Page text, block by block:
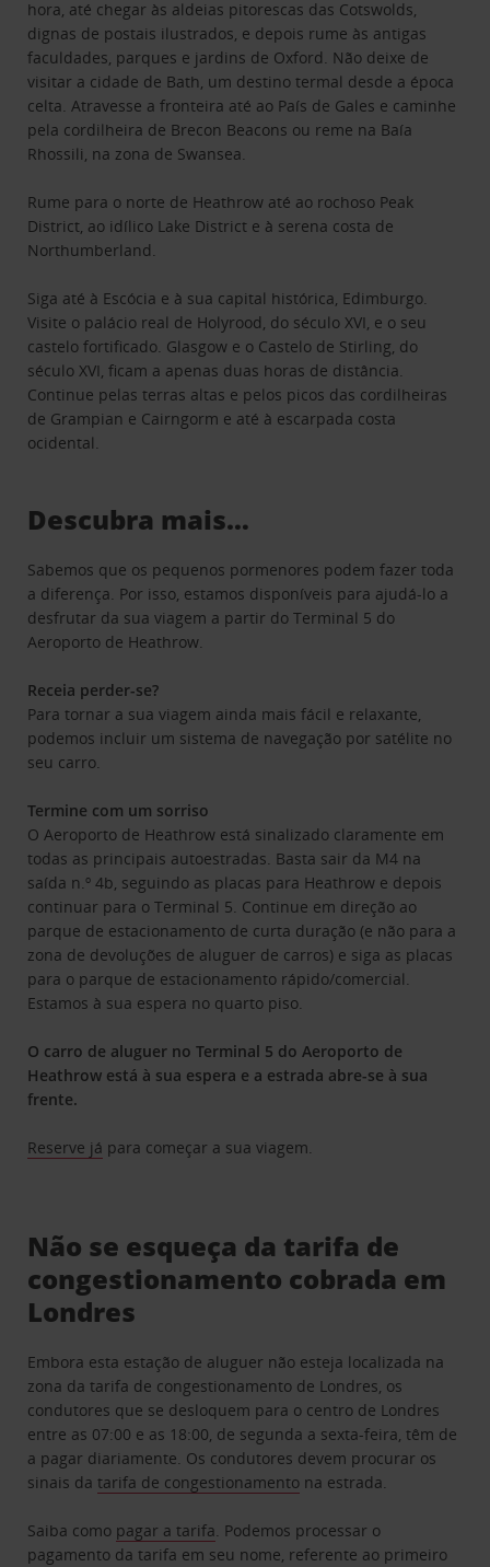
hora, até chegar às aldeias pitorescas das Cotswolds,
dignas de postais ilustrados, e depois rume às antigas
faculdades, parques e jardins de Oxford. Não deixe de
visitar a cidade de Bath, um destino termal desde a época
celta. Atravesse a fronteira até ao País de Gales e caminhe
pela cordilheira de Brecon Beacons ou reme na Baía
Rhossili, na zona de Swansea.
Rume para o norte de Heathrow até ao rochoso Peak
District, ao idílico Lake District e à serena costa de
Northumberland.
Siga até à Escócia e à sua capital histórica, Edimburgo.
Visite o palácio real de Holyrood, do século XVI, e o seu
castelo fortificado. Glasgow e o Castelo de Stirling, do
século XVI, ficam a apenas duas horas de distância.
Continue pelas terras altas e pelos picos das cordilheiras
de Grampian e Cairngorm e até à escarpada costa
ocidental.
Descubra mais…
Sabemos que os pequenos pormenores podem fazer toda
a diferença. Por isso, estamos disponíveis para ajudá-lo a
desfrutar da sua viagem a partir do Terminal 5 do
Aeroporto de Heathrow.
Receia perder-se?
Para tornar a sua viagem ainda mais fácil e relaxante,
podemos incluir um sistema de navegação por satélite no
seu carro.
Termine com um sorriso
O Aeroporto de Heathrow está sinalizado claramente em
todas as principais autoestradas. Basta sair da M4 na
saída n.º 4b, seguindo as placas para Heathrow e depois
continuar para o Terminal 5. Continue em direção ao
parque de estacionamento de curta duração (e não para a
zona de devoluções de aluguer de carros) e siga as placas
para o parque de estacionamento rápido/comercial.
Estamos à sua espera no quarto piso.
O carro de aluguer no Terminal 5 do Aeroporto de
Heathrow está à sua espera e a estrada abre-se à sua
frente.
Reserve já para começar a sua viagem.
Não se esqueça da tarifa de
congestionamento cobrada em
Londres
Embora esta estação de aluguer não esteja localizada na
zona da tarifa de congestionamento de Londres, os
condutores que se desloquem para o centro de Londres
entre as 07:00 e as 18:00, de segunda a sexta-feira, têm de
a pagar diariamente. Os condutores devem procurar os
sinais datarifa de congestionamento na estrada.
Saiba como pagar a tarifa. Podemos processar o
pagamento da tarifa em seu nome, referente ao primeiro